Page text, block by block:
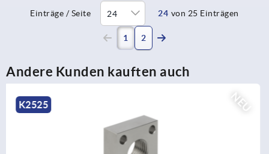
Einträge / Seite 24 von 25 Einträgen
1 (current)
2
Andere Kunden kauften auch
NEU
K2524